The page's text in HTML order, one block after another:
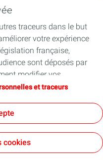
d’Utilisation
traceurs dans le but
votre expérience
française,
sont déposés par
modifier vos
sur le bouton « Gérer
des cookies. Dans le
», seuls les cookies
du site
vous pouvez
et traceurs
cookies